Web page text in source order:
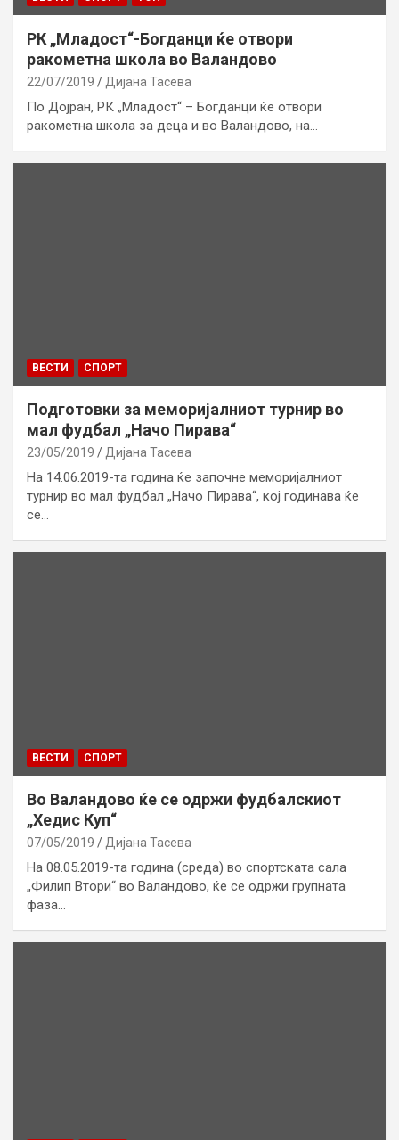
РК „Младост“-Богданци ќе отвори
ракометна школа во Валандово
22/07/2019 Дијана Тасева
По Дојран, РК „Младост“ – Богданци ќе отвори
ракометна школа за деца и во Валандово, на…
ВЕСТИ СПОРТ
Подготовки за меморијалниот турнир во
мал фудбал „Начо Пирава“
23/05/2019 Дијана Тасева
На 14.06.2019-та година ќе започне меморијалниот
турнир во мал фудбал „Начо Пирава“, кој годинава ќе
се…
ВЕСТИ СПОРТ
Во Валандово ќе се одржи фудбалскиот
„Хедис Куп“
07/05/2019 Дијана Тасева
На 08.05.2019-та година (среда) во спортската сала
„Филип Втори“ во Валандово, ќе се одржи групната
фаза…